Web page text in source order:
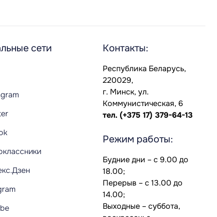
сети Контакты:
Республика Беларусь,
220029,
г. Минск, ул.
Коммунистическая, 6
тел. (+375 17) 379-64-13
Режим работы:
Будние дни – с 9.00 до
18.00;
Перерыв – с 13.00 до
14.00;
Выходные – суббота,